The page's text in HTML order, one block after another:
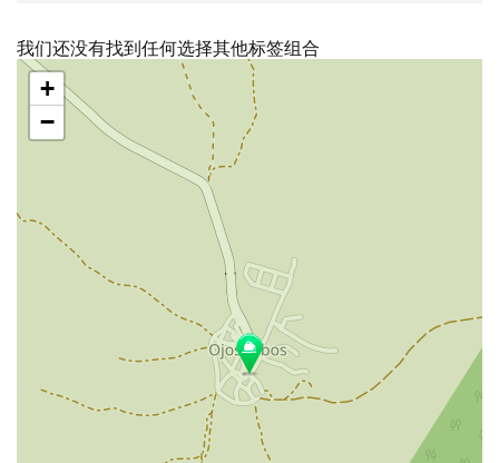
我们还没有找到任何选择其他标签组合
跳
地
图
+
−